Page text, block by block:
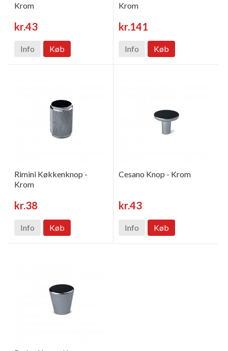
Krom
kr.43
Info Køb
Krom
kr.141
Info Køb
Rimini Køkkenknop -
Krom
kr.38
Info Køb
Cesano Knop - Krom
kr.43
Info Køb